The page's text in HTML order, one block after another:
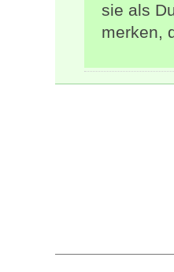
sie als
merken,